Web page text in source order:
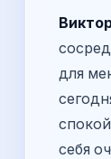
для
себя